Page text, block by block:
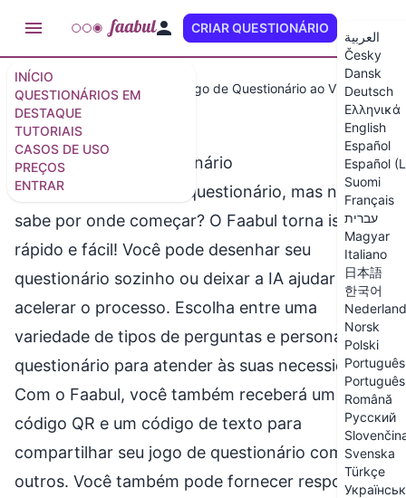
INÍCIO
QUESTIONÁRIOS EM
DESTAQUE
TUTORIAIS
CASOS DE USO
PREÇOS
ENTRAR
CRIAR QUESTIONÁRIO
العربية
Česky
Dansk
Deutsch
Ελληνικά
English
Español
Español
Suomi
Français
עברית
Magyar
Italiano
日本語
한국어
Norsk
Polski
Română
Русский
Svenska
Türkçe
Tutoriais Como Criar um Jogo de Questionário ao Vivo
Como Criar um Questionário
Quer criar seu próprio questionário, mas não
sabe por onde começar? O Faabul torna isso
rápido e fácil! Você pode desenhar seu
questionário sozinho ou deixar a IA ajudar a
acelerar o processo. Escolha entre uma
variedade de tipos de perguntas e personalize o
questionário para atender às suas necessidades.
Com o Faabul, você também receberá um
código QR e um código de texto para
compartilhar seu jogo de questionário com
outros. Você também pode fornecer respostas